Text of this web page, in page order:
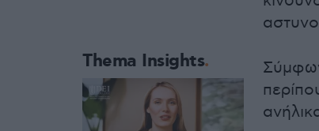
Thema Insights